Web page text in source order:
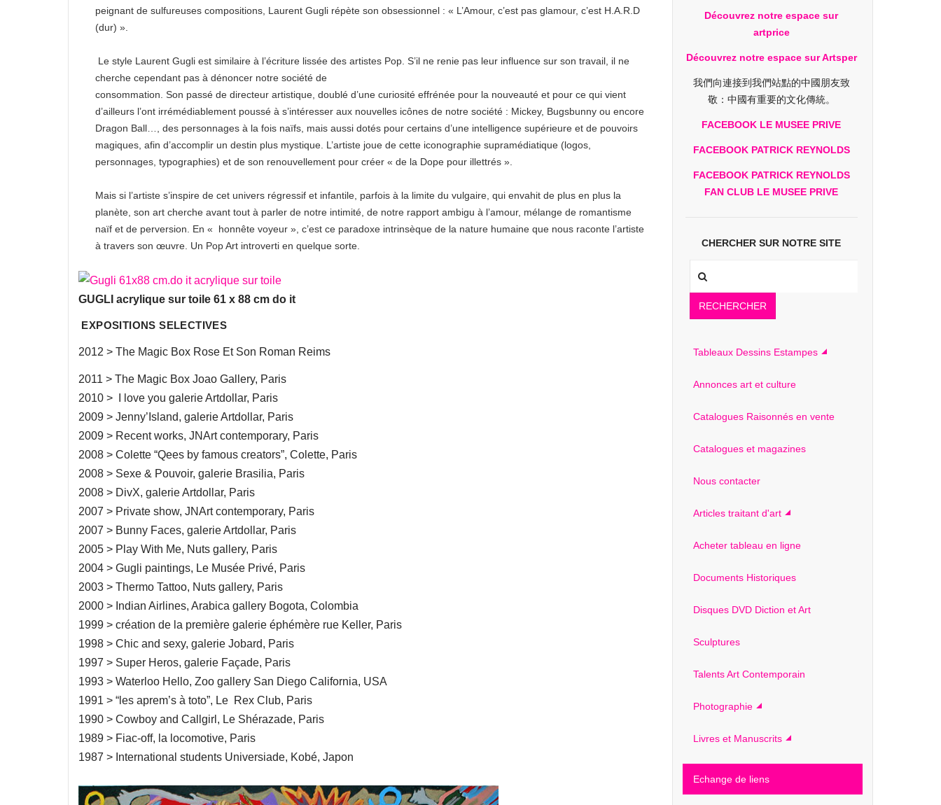
peignant de sulfureuses compositions, Laurent Gugli répète son obsessionnel : « L’Amour, c’est pas glamour, c’est H.A.R.D
(dur) ».
Le style Laurent Gugli est similaire à l’écriture lissée des artistes Pop. S’il ne renie pas leur influence sur son travail, il ne
cherche cependant pas à dénoncer notre société de
consommation. Son passé de directeur artistique, doublé d’une curiosité effrénée pour la nouveauté et pour ce qui vient
d’ailleurs l’ont irrémédiablement poussé à s’intéresser aux nouvelles icônes de notre société : Mickey, Bugsbunny ou encore
Dragon Ball…, des personnages à la fois naïfs, mais aussi dotés pour certains d’une intelligence supérieure et de pouvoirs
magiques, afin d’accomplir un destin plus mystique. L’artiste joue de cette iconographie supramédiatique (logos,
personnages, typographies) et de son renouvellement pour créer « de la Dope pour illettrés ».
Mais si l’artiste s’inspire de cet univers régressif et infantile, parfois à la limite du vulgaire, qui envahit de plus en plus la
planète, son art cherche avant tout à parler de notre intimité, de notre rapport ambigu à l’amour, mélange de romantisme
naïf et de perversion. En « honnête voyeur », c’est ce paradoxe intrinsèque de la nature humaine que nous raconte l’artiste
à travers son œuvre. Un Pop Art introverti en quelque sorte.
GUGLI acrylique sur toile 61 x 88 cm do it
EXPOSITIONS SELECTIVES
2012 > The Magic Box Rose Et Son Roman Reims
2011 > The Magic Box Joao Gallery, Paris
2010 > I love you galerie Artdollar, Paris
2009 > Jenny’Island, galerie Artdollar, Paris
2009 > Recent works, JNArt contemporary, Paris
2008 > Colette “Qees by famous creators”, Colette, Paris
2008 > Sexe & Pouvoir, galerie Brasilia, Paris
2008 > DivX, galerie Artdollar, Paris
2007 > Private show, JNArt contemporary, Paris
2007 > Bunny Faces, galerie Artdollar, Paris
2005 > Play With Me, Nuts gallery, Paris
2004 > Gugli paintings, Le Musée Privé, Paris
2003 > Thermo Tattoo, Nuts gallery, Paris
2000 > Indian Airlines, Arabica gallery Bogota, Colombia
1999 > création de la première galerie éphémère rue Keller, Paris
1998 > Chic and sexy, galerie Jobard, Paris
1997 > Super Heros, galerie Façade, Paris
1993 > Waterloo Hello, Zoo gallery San Diego California, USA
1991 > “les aprem’s à toto”, Le Rex Club, Paris
1990 > Cowboy and Callgirl, Le Shérazade, Paris
1989 > Fiac-off, la locomotive, Paris
1987 > International students Universiade, Kobé, Japon
Découvrez notre espace sur
artprice
Découvrez notre espace sur Artsper
我們向連接到我們站點的中國朋友致
敬：中國有重要的文化傳統。
FACEBOOK LE MUSEE PRIVE
FACEBOOK PATRICK REYNOLDS
FACEBOOK PATRICK REYNOLDS
FAN CLUB LE MUSEE PRIVE
CHERCHER SUR NOTRE SITE
RECHERCHER
Tableaux Dessins Estampes
Annonces art et culture
Catalogues Raisonnés en vente
Catalogues et magazines
Nous contacter
Articles traitant d'art
Acheter tableau en ligne
Documents Historiques
Disques DVD Diction et Art
Sculptures
Talents Art Contemporain
Photographie
Livres et Manuscrits
Echange de liens